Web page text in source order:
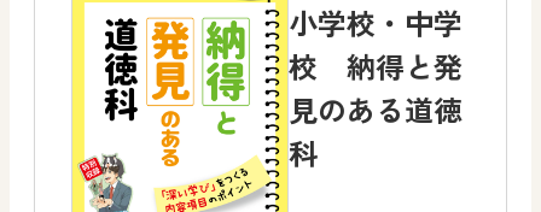
小学校・中学
校 納得と発
見のある道徳
科